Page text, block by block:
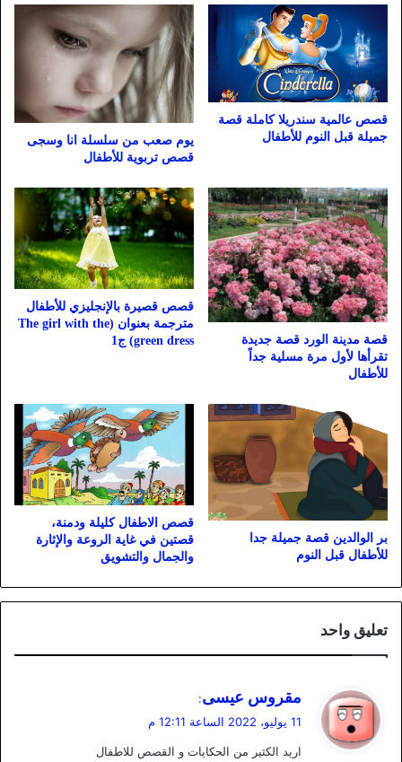
قصص عالمية سندريلا كاملة قصة
جميلة قبل النوم للأطفال
يوم صعب من سلسلة انا وسجى
قصص تربوية للأطفال
قصة مدينة الورد قصة جديدة
تقرأها لأول مرة مسلية جداً
للأطفال
قصص قصيرة بالإنجليزي للأطفال
مترجمة بعنوان (The girl with the
green dress) ج1
بر الوالدين قصة جميلة جدا
للأطفال قبل النوم
قصص الاطفال كليلة ودمنة،
قصتين في غاية الروعة والإثارة
والجمال والتشويق
تعليق واحد
ل
مقروس عيسى:
11 يوليو، 2022 الساعة 12:11 م
اريد الكثير من الحكايات و القصص للاطفال